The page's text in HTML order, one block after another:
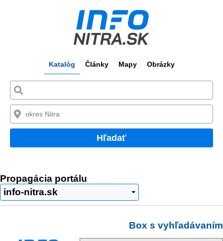
Katalóg Články Mapy Obrázky
Hľadať
Propagácia portálu
Box s vyhľadávaním